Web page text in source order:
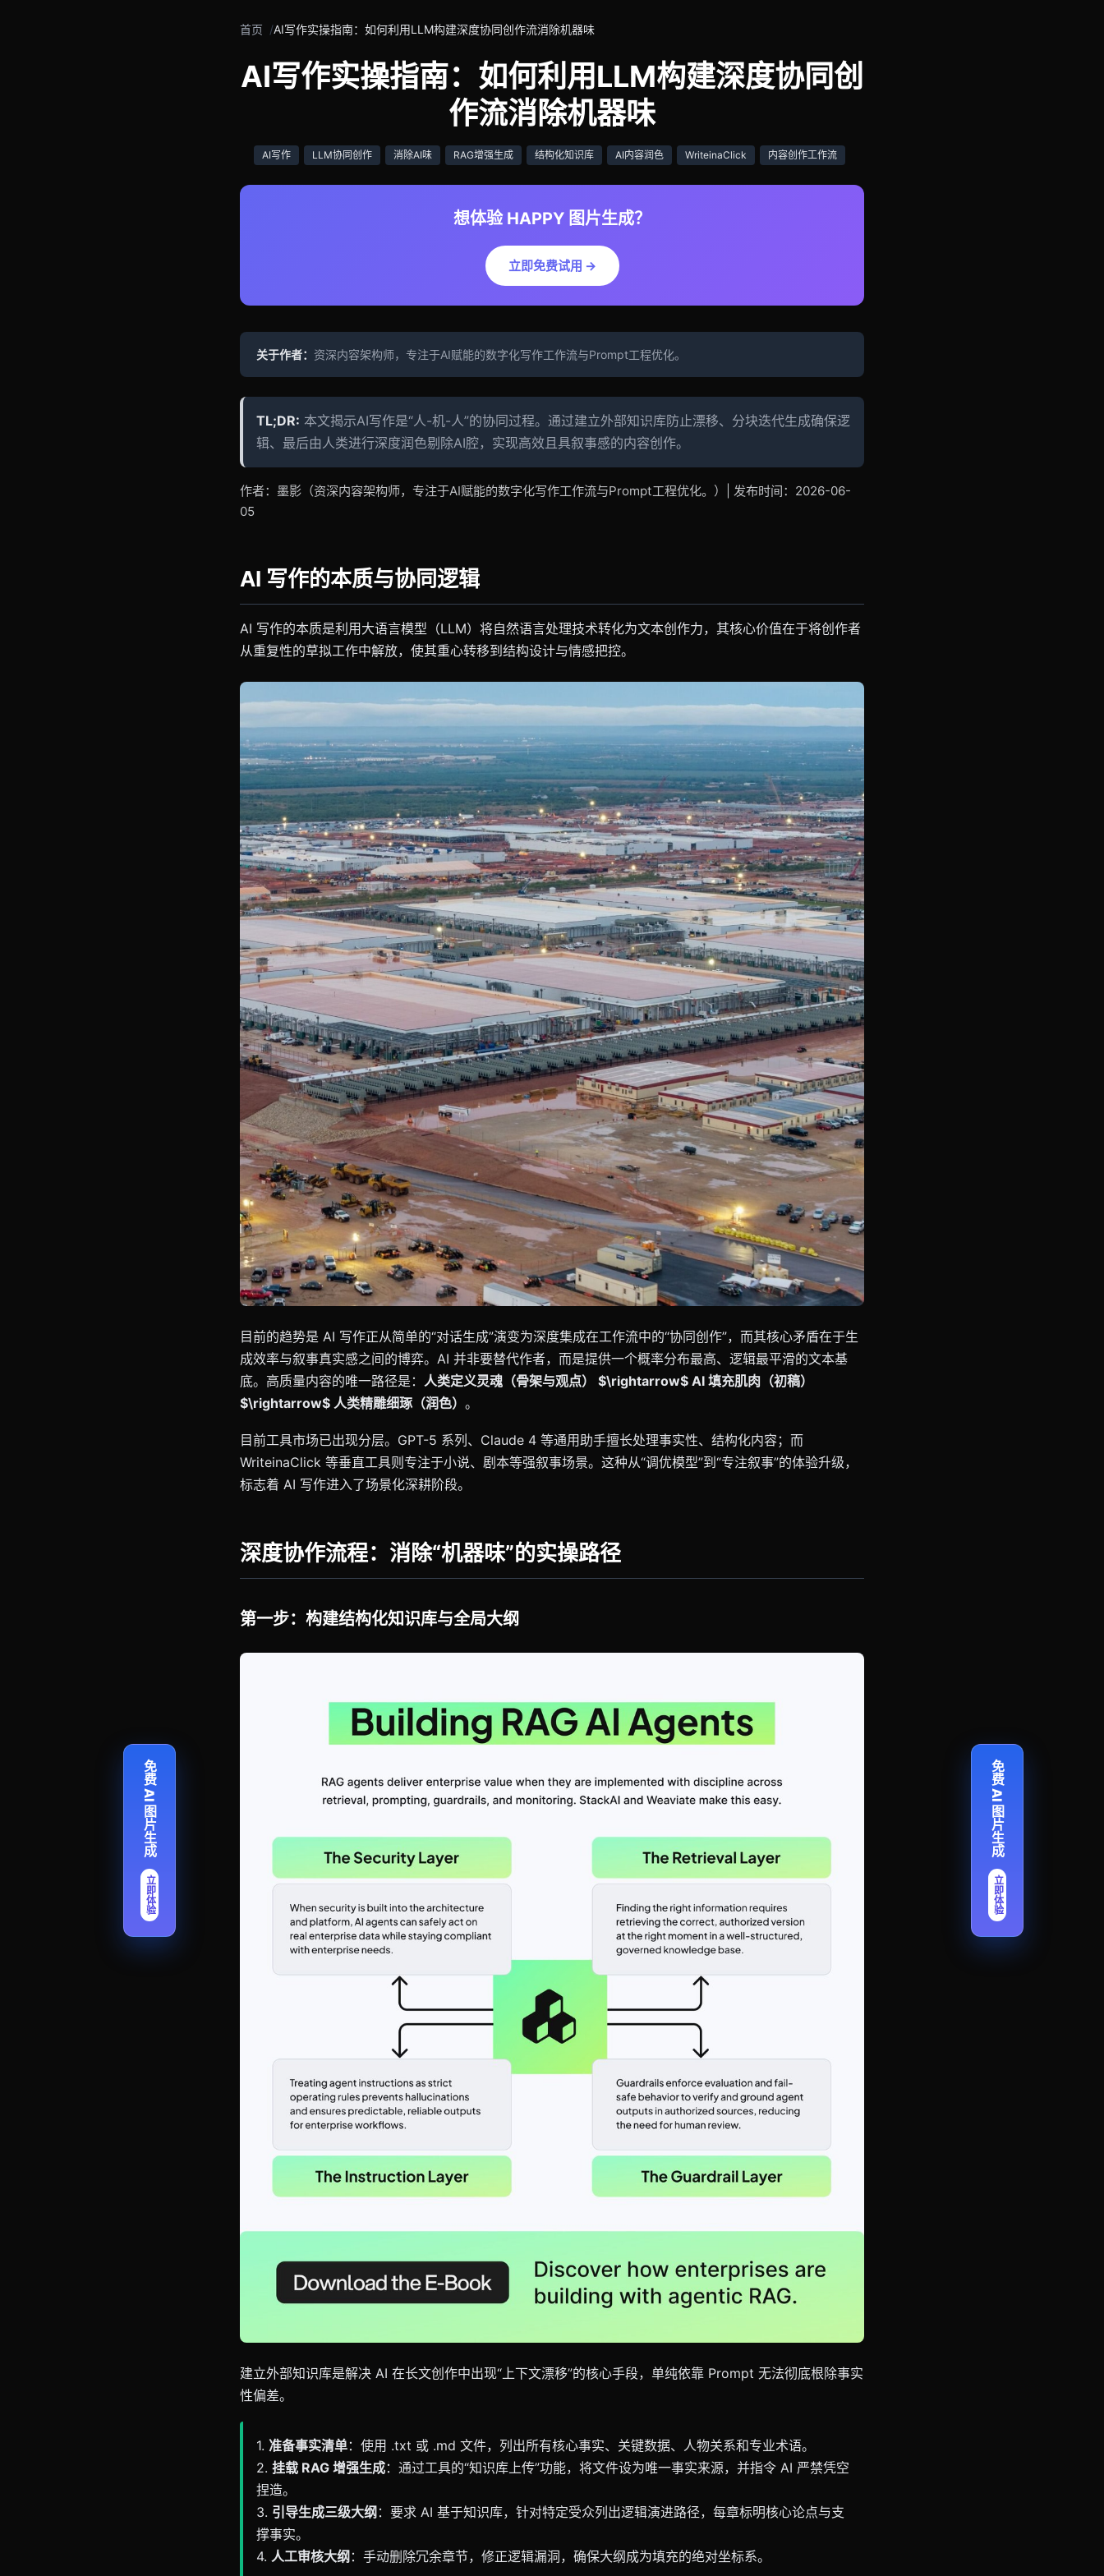
免费 AI 图片生成 免费 AI 图片生成
首页 AI写作实操指南：如何利用LLM构建深度协同创作流消除机器味
AI写作实操指南：如何利用LLM构建深度协同创
作流消除机器味
AI写作 LLM协同创作 消除AI味 RAG增强生成 结构化知识库 AI内容润色 WriteinaClick 内容创作工作流
想体验 HAPPY 图片生成？
立即免费试用 →
关于作者： 资深内容架构师，专注于AI赋能的数字化写作工作流与Prompt工程优化。
TL;DR: 本文揭示AI写作是“人-机-人”的协同过程。通过建立外部知识库防止漂移、分块迭代生成确保逻
辑、最后由人类进行深度润色剔除AI腔，实现高效且具叙事感的内容创作。
作者：墨影（资深内容架构师，专注于AI赋能的数字化写作工作流与Prompt工程优化。）| 发布时间：2026-06-
05
AI 写作的本质与协同逻辑
AI 写作的本质是利用大语言模型（LLM）将自然语言处理技术转化为文本创作力，其核心价值在于将创作者
从重复性的草拟工作中解放，使其重心转移到结构设计与情感把控。
目前的趋势是 AI 写作正从简单的“对话生成”演变为深度集成在工作流中的“协同创作”，而其核心矛盾在于生
成效率与叙事真实感之间的博弈。AI 并非要替代作者，而是提供一个概率分布最高、逻辑最平滑的文本基
底。高质量内容的唯一路径是： 人类定义灵魂（骨架与观点） $\rightarrow$ AI 填充肌肉（初稿）
$\rightarrow$ 人类精雕细琢（润色） 。
目前工具市场已出现分层。GPT-5 系列、Claude 4 等通用助手擅长处理事实性、结构化内容；而
WriteinaClick 等垂直工具则专注于小说、剧本等强叙事场景。这种从“调优模型”到“专注叙事”的体验升级，
标志着 AI 写作进入了场景化深耕阶段。
深度协作流程：消除“机器味”的实操路径
第一步：构建结构化知识库与全局大纲
建立外部知识库是解决 AI 在长文创作中出现“上下文漂移”的核心手段，单纯依靠 Prompt 无法彻底根除事实
性偏差。
1. 准备事实清单：使用 .txt 或 .md 文件，列出所有核心事实、关键数据、人物关系和专业术语。
2. 挂载 RAG 增强生成：通过工具的“知识库上传”功能，将文件设为唯一事实来源，并指令 AI 严禁凭空
捏造。
3. 引导生成三级大纲：要求 AI 基于知识库，针对特定受众列出逻辑演进路径，每章标明核心论点与支
撑事实。
4. 人工审核大纲：手动删除冗余章节，修正逻辑漏洞，确保大纲成为填充的绝对坐标系。